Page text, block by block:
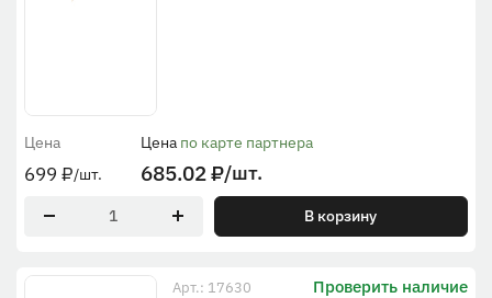
Цена
699 ₽/шт.
Цена по карте партнера
685.02₽/шт.
В корзину
Арт.: 17630 Проверить наличие